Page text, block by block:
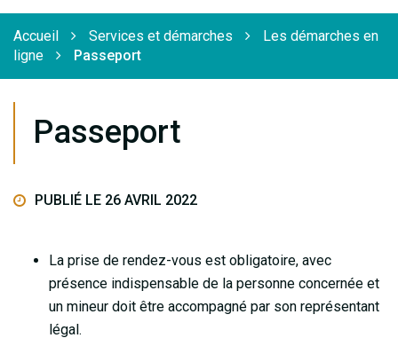
Accueil Services et démarches
Les démarches en
ligne
Passeport
Passeport
PUBLIÉ LE 26 AVRIL 2022
La prise de rendez-vous est obligatoire, avec
présence indispensable de la personne concernée et
un mineur doit être accompagné par son représentant
légal.